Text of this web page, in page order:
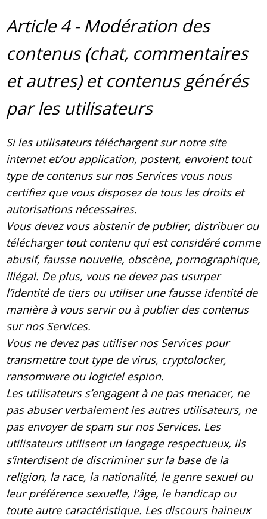
Article 4 - Modération des
contenus (chat, commentaires
et autres) et contenus générés
par les utilisateurs
Si les utilisateurs téléchargent sur notre site
internet et/ou application, postent, envoient tout
type de contenus sur nos Services vous nous
certifiez que vous disposez de tous les droits et
autorisations nécessaires.
Vous devez vous abstenir de publier, distribuer ou
télécharger tout contenu qui est considéré comme
abusif, fausse nouvelle, obscène, pornographique,
illégal. De plus, vous ne devez pas usurper
l’identité de tiers ou utiliser une fausse identité de
manière à vous servir ou à publier des contenus
sur nos Services.
Vous ne devez pas utiliser nos Services pour
transmettre tout type de virus, cryptolocker,
ransomware ou logiciel espion.
Les utilisateurs s’engagent à ne pas menacer, ne
pas abuser verbalement les autres utilisateurs, ne
pas envoyer de spam sur nos Services. Les
utilisateurs utilisent un langage respectueux, ils
s’interdisent de discriminer sur la base de la
religion, la race, la nationalité, le genre sexuel ou
leur préférence sexuelle, l’âge, le handicap ou
toute autre caractéristique. Les discours haineux